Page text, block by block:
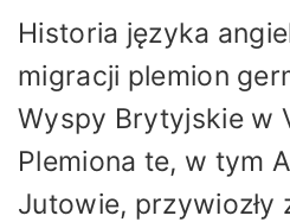
Historia języka
migracji plemion
Wyspy Brytyjskie w
Plemiona te, w tym
Jutowie, przywiozły